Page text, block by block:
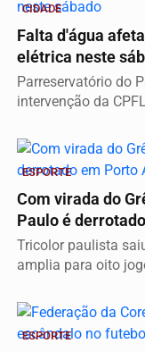
CIDADE
Falta d'água
elétrica neste
Parreservatório do
intervenção da
ESPORTE
Com virada do
Paulo é
Tricolor paulista
amplia para oito
ESPORTE